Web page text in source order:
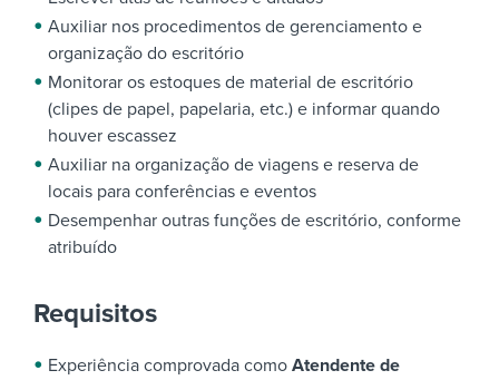
Auxiliar nos procedimentos de gerenciamento e
organização do escritório
Monitorar os estoques de material de escritório
(clipes de papel, papelaria, etc.) e informar quando
houver escassez
Auxiliar na organização de viagens e reserva de
locais para conferências e eventos
Desempenhar outras funções de escritório, conforme
atribuído
Requisitos
Experiência comprovada como Atendente de